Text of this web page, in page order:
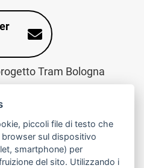
Tram Bologna
interattiva
al call center
il callpiccoli file di testo che
sul dispositivo
smartphone) per
del sito. Utilizzando i